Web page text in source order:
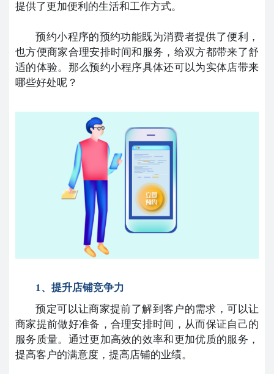
提供了更加便利的生活和工作方式。
预约小程序的预约功能既为消费者提供了便利，
也方便商家合理安排时间和服务，给双方都带来了舒
适的体验。那么预约小程序具体还可以为实体店带来
哪些好处呢？
1、提升店铺竞争力
预定可以让商家提前了解到客户的需求，可以让
商家提前做好准备，合理安排时间，从而保证自己的
服务质量。通过更加高效的效率和更加优质的服务，
提高客户的满意度，提高店铺的业绩。